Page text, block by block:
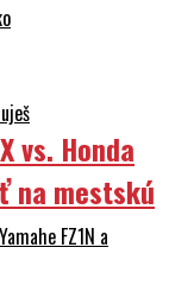
FZ1N a
vs. Honda
na mestskú